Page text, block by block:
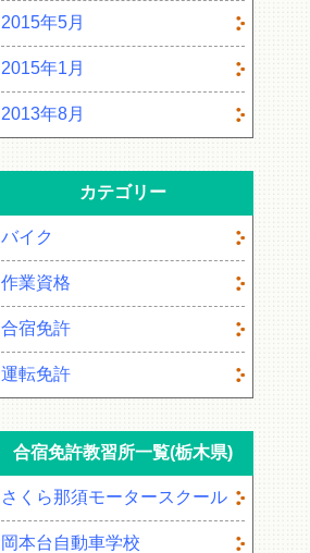
2015年5月
2015年1月
2013年8月
カテゴリー
バイク
作業資格
合宿免許
運転免許
合宿免許教習所一覧(栃木県)
さくら那須モータースクール
岡本台自動車学校